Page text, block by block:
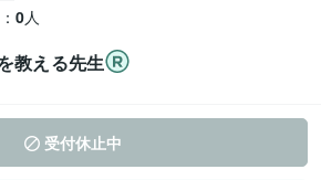
0人
教える先生
受付休止中